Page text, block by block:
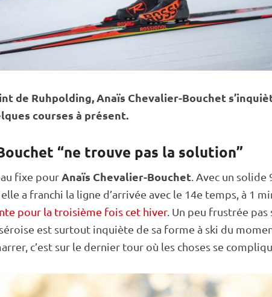
de Ruhpolding, Anaïs Chevalier-Bouchet
courses à présent.
“ne trouve pas la solution”
fixe pourAnaïs Chevalier-Bouchet . Avec un
a franchi la ligne d’arrivée avec le 14e temps, à 1
pour la troisième fois cet hiver. Un peu frustrée pas
est surtout inquiète de sa forme à ski du
c’est sur le dernier tour où les choses se